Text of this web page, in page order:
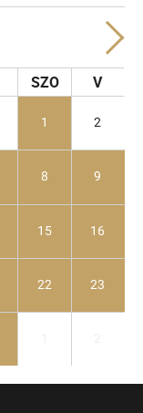
SZO V
1 2
8 9
15 16
22 23